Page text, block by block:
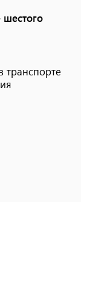
шестого
транспорте